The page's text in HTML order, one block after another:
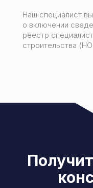
Наш специалист
о включении
реестр
строительства